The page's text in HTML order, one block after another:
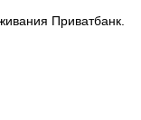
Приватбанк.